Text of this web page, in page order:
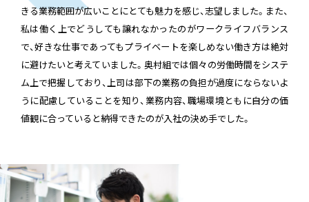
きる業務範囲が広いことにとても魅力を感じ、志望しました。また、
私は働く上でどうしても譲れなかったのがワークライフバランス
で、好きな仕事であってもプライベートを楽しめない働き方は絶対
に避けたいと考えていました。奥村組では個々の労働時間をシステ
ム上で把握しており、上司は部下の業務の負担が過度にならないよ
うに配慮していることを知り、業務内容、職場環境ともに自分の価
値観に合っていると納得できたのが入社の決め手でした。